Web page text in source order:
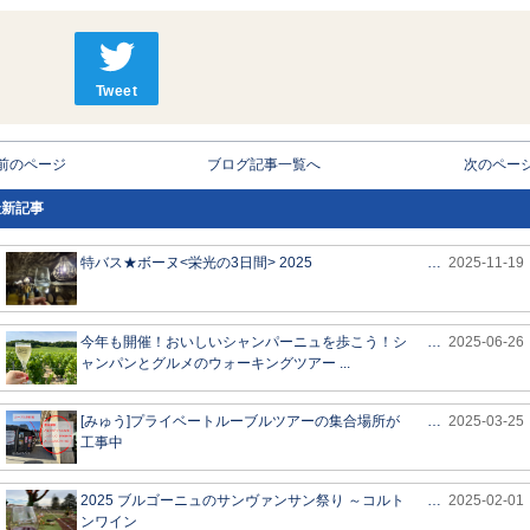
Tweet
のページ ブログ記事一覧へ 次のペー
記事
特バス★ボーヌ<栄光の3日間> 2025 … 2025-11-19
今年も開催！おいしいシャンパーニュを歩こう！シ
ャンパンとグルメのウォーキングツアー ...
… 2025-06-26
[みゅう]プライベートルーブルツアーの集合場所が
工事中
… 2025-03-25
2025 ブルゴーニュのサンヴァンサン祭り ～コルト
ンワイン
… 2025-02-01